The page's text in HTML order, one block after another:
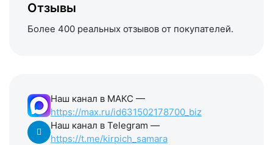
Отзывы
Более 400 реальных отзывов от покупателей.
Наш канал в МАКС —
https://max.ru/id631502178700_biz
Наш канал в Telegram —
https://t.me/kirpich_samara